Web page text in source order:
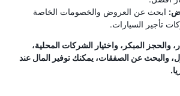
ابحث عن العروض والخصومات الخاصة
تأجير السيارات.
والحجز المبكر، واختيار الشركات المحلية،
والبحث عن الصفقات، يمكنك توفير المال عند